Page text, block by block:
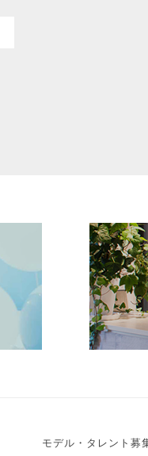
モデル・タレント募